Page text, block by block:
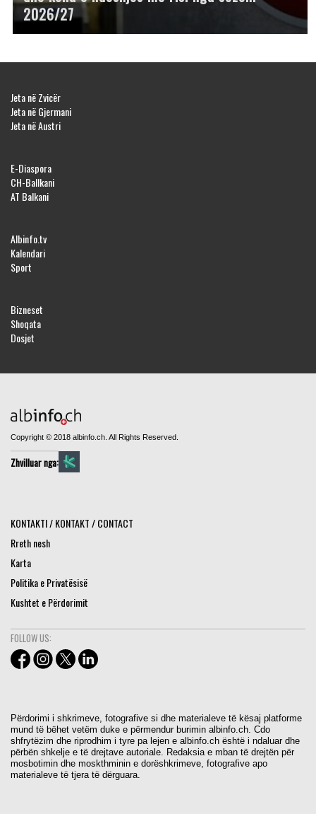
2026/27
Jeta në Zvicër
Jeta në Gjermani
Jeta në Austri
E-Diaspora
CH-Ballkani
AT Balkani
Albinfo.tv
Kalendari
Sport
Bizneset
Shoqata
Dosjet
Copyright © 2018 albinfo.ch. All Rights Reserved.
Zhvilluar nga:
KONTAKTI / KONTAKT / CONTACT
Rreth nesh
Karta
Politika e Privatësisë
Kushtet e Përdorimit
FOLLOW US:
Përdorimi i shkrimeve, fotografive si dhe materialeve të kësaj platforme
mund të bëhet vetëm duke e përmendur burimin albinfo.ch. Cdo
shfrytëzim dhe riprodhim i tyre pa lejen e albinfo.ch është i ndaluar dhe
përbën shkelje e të drejtave autoriale. Redaksia e mban të drejtën për
mosbotimin dhe moskthminin e dorëshkrimeve, fotografive apo
materialeve të tjera të dërguara.